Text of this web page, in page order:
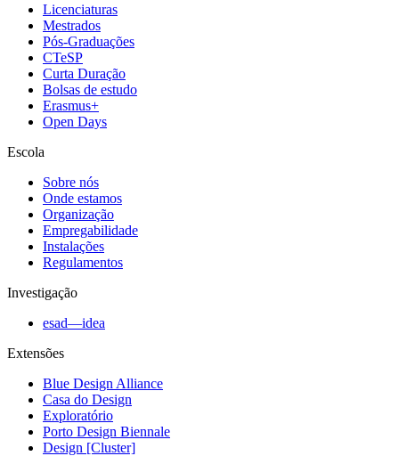
Licenciaturas
Mestrados
Pós-Graduações
CTeSP
Curta Duração
Bolsas de estudo
Erasmus+
Open Days
Escola
Sobre nós
Onde estamos
Organização
Empregabilidade
Instalações
Regulamentos
Investigação
esad—idea
Extensões
Blue Design Alliance
Casa do Design
Exploratório
Porto Design Biennale
Design [Cluster]